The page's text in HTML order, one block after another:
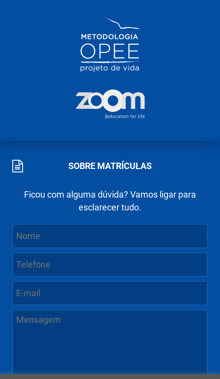
SOBRE MATRÍCULAS
Ficou com alguma dúvida? Vamos ligar para
esclarecer tudo.